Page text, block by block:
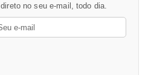
direto no seu e-mail, todo dia.